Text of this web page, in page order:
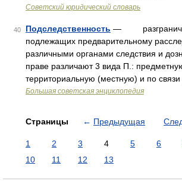
Советский юридический словарь
40 Подследственность —
подлежащих предварительному
различными органами следствия и
праве различают 3 вида П.:
территориальную (местную) и по
Большая советская энциклопедия
Страницы ← Предыдущая
1 2 3 4 5 6
10
11 12 13